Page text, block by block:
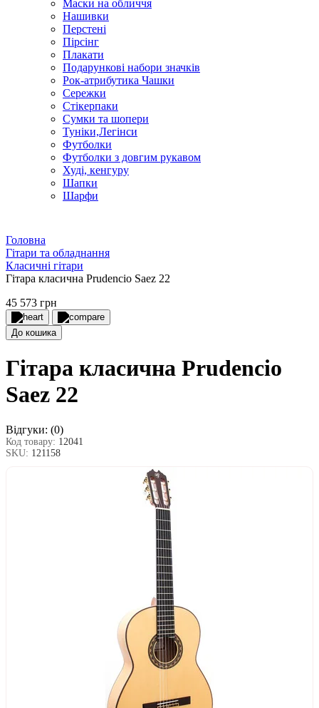
Маски на обличчя
Нашивки
Перстені
Пірсінг
Плакати
Подарункові набори значків
Рок-атрибутика Чашки
Сережки
Стікерпаки
Сумки та шопери
Туніки,Легінси
Футболки
Футболки з довгим рукавом
Худі, кенгуру
Шапки
Шарфи
Головна
Гітари та обладнання
Класичні гітари
Гітара класична Prudencio Saez 22
45 573 грн
До кошика
Гітара класична Prudencio
Saez 22
Відгуки: (0)
Код товару: 12041
SKU: 121158